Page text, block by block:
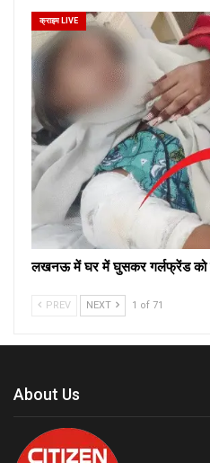
क्राइम LIVE
लखनऊ में घर में घुसकर गर्लफ्रेंड को
PREV NEXT 1 of 71
About Us